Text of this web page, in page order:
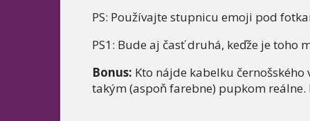
PS: Používajte stupnicu emoji pod
PS1: Bude aj časť druhá, keďže je toho
Bonus: Kto nájde kabelku
takým (aspoň farebne) pupkom